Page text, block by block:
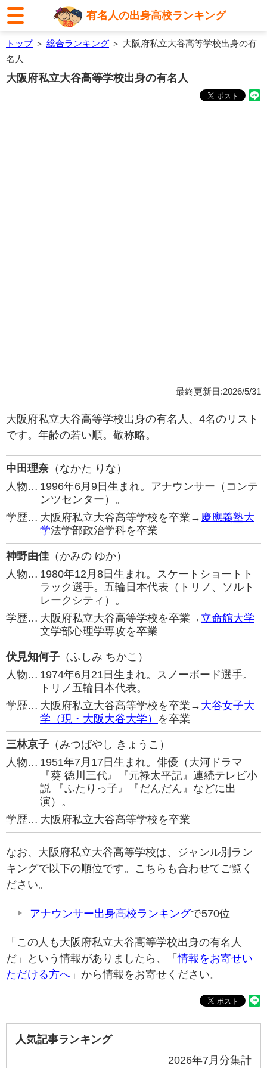
有名人の出身高校ランキング
トップ＞ 総合ランキング ＞ 大阪府私立大谷高等学校出身の有
名人
大阪府私立大谷高等学校出身の有名人
最終更新日:2026/5/31
大阪府私立大谷高等学校出身の有名人、4名のリスト
です。年齢の若い順。敬称略。
中田理奈 （なかた りな）
人物… 1996年6月9日生まれ。アナウンサー（コンテ
ンツセンター）。
学歴… 大阪府私立大谷高等学校を卒業→ 慶應義塾大
学法学部政治学科を卒業
神野由佳 （かみの ゆか）
人物… 1980年12月8日生まれ。スケートショートト
ラック選手。五輪日本代表（トリノ、ソルト
レークシティ）。
学歴… 大阪府私立大谷高等学校を卒業→ 立命館大学
文学部心理学専攻を卒業
伏見知何子 （ふしみ ちかこ）
人物… 1974年6月21日生まれ。スノーボード選手。
トリノ五輪日本代表。
学歴… 大阪府私立大谷高等学校を卒業→ 大谷女子大
学（現・大阪大谷大学） を卒業
三林京子 （みつばやし きょうこ）
人物… 1951年7月17日生まれ。俳優（大河ドラマ
『葵 徳川三代』『元禄太平記』連続テレビ小
説 『ふたりっ子』『だんだん』などに出
演）。
学歴… 大阪府私立大谷高等学校を卒業
なお、大阪府私立大谷高等学校は、ジャンル別ラン
キングで以下の順位です。こちらも合わせてご覧く
ださい。
アナウンサー出身高校ランキングで570位
「この人も大阪府私立大谷高等学校出身の有名人
だ」という情報がありましたら、「情報をお寄せい
ただける方へ 」から情報をお寄せください。
人気記事ランキング
2026年7月分集計